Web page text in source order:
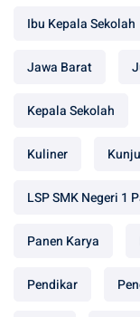
Ibu Kepala Sekolah
Jawa Barat
Kepala Sekolah
Kuliner
LSP SMK Negeri 1
Panen Karya
Pendikar